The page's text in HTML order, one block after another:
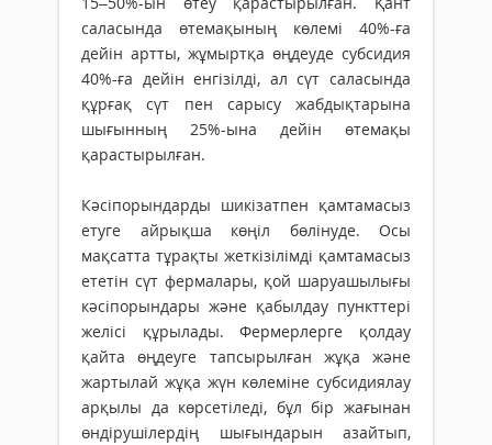
саласында өтемақының көлемі 40%-ға
дейін артты, жұмыртқа өңдеуде субсидия
40%-ға дейін енгізілді, ал сүт саласында
құрғақ сүт пен сарысу жабдықтарына
шығынның 25%-ына дейін өтемақы
қарастырылған.
Кәсіпорындарды шикізатпен қамтамасыз
етуге айрықша көңіл бөлінуде. Осы
мақсатта тұрақты жеткізілімді қамтамасыз
ететін сүт фермалары, қой шаруашылығы
кәсіпорындары және қабылдау пункттері
желісі құрылады. Фермерлерге қолдау
қайта өңдеуге тапсырылған жұқа және
жартылай жұқа жүн көлеміне субсидиялау
арқылы да көрсетіледі, бұл бір жағынан
өндірушілердің шығындарын азайтып,